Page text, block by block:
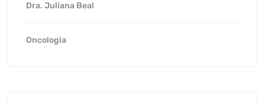
Dra. Juliana Beal
Oncologia